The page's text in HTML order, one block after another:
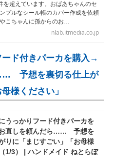
を超えています。おばあちゃんのセ
プルなシール帳のカバー作成を依頼
こちゃんに孫からのお…
nlab.itmedia.co.jp
ド付きパーカを購入→
予想を裏切る仕上が
様ください」
うっかりフード付きパーカを
直しを頼んだら…… 予想を
りに「まじすごい」「お母様
1/3） | ハンドメイド ねとらぼ